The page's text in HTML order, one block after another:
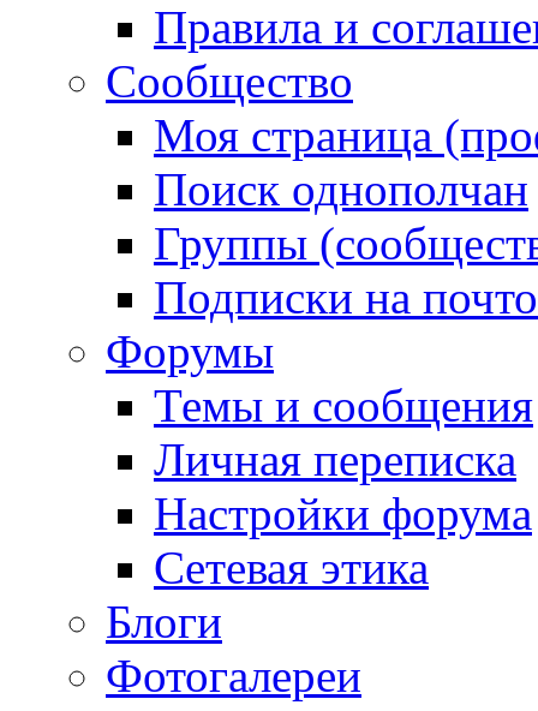
Правила и
Сообщество
Моя страница
Поиск однополчан
Группы
Подписки на
Форумы
Темы и сообщения
Личная переписка
Настройки форума
Сетевая этика
Блоги
Фотогалереи